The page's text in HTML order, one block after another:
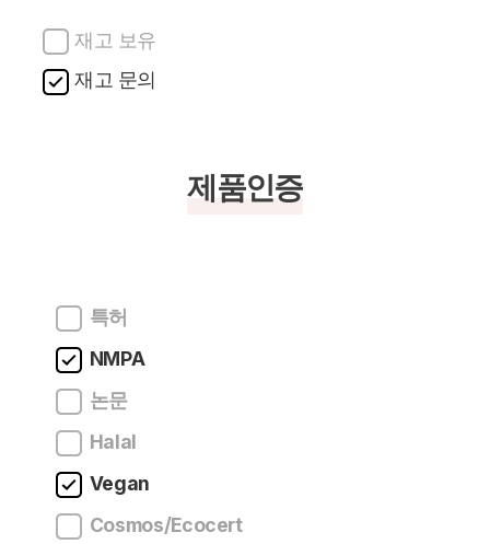
재고 보유
재고 문의
제품인증
특허
NMPA
논문
Halal
Vegan
Cosmos/Ecocert